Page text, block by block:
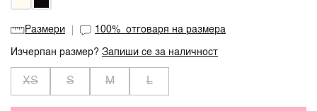
Размери 100%отговаря на размера
Изчерпан размер?Запиши се за наличност
XS S M L